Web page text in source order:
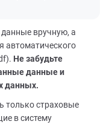
вручную, а
автоматического
Не забудьте
данные и
данных.
только страховые
в систему